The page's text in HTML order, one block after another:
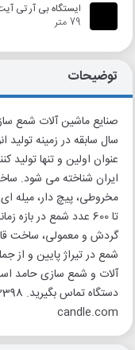
ایستگاه بی آر تی آیت
79 متر
توضیحات
سال سابقه در زمینه
عنوان اولین و تنها
ایران شناخته می شود.
گردش و معمولی، ساخت
شمع در تیراژ پایین و
آلات و شمع سازی حامد
candle.com